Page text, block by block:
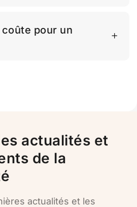
pour un
actualités et
de la
actualités et les